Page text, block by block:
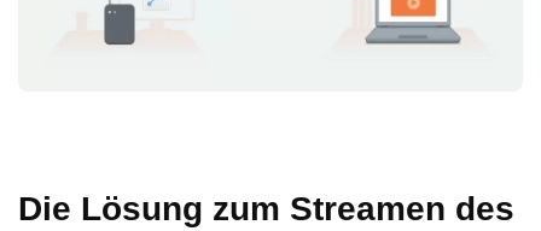
Die Lösung zum Streamen des